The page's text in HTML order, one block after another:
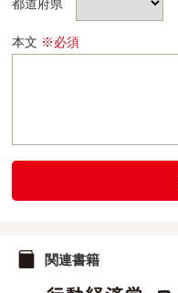
本文 ※必須
関連書籍